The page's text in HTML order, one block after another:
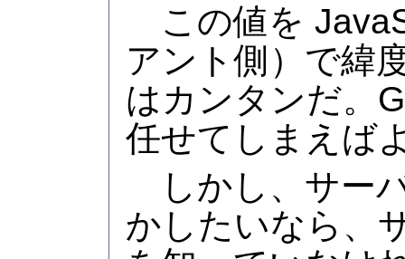
この値を
アント側）で緯
はカンタンだ。
任せてしまえば
しかし、サー
かしたいなら、